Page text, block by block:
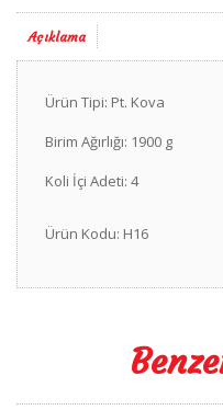
Açıklama
Ürün Tipi: Pt. Kova
Birim Ağırlığı: 1900 g
Koli İçi Adeti: 4
Ürün Kodu: H16